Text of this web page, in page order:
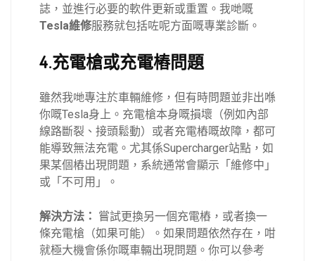
誌，並進行必要的軟件更新或重置。我哋嘅
Tesla維修服務就包括咗呢方面嘅專業診斷。
4.充電槍或充電樁問題
雖然我哋專注於車輛維修，但有時問題並非出喺
你嘅Tesla身上。充電槍本身嘅損壞（例如內部
線路斷裂、接頭鬆動）或者充電樁嘅故障，都可
能導致無法充電。尤其係Supercharger站點，如
果某個樁出現問題，系統通常會顯示「維修中」
或「不可用」。
解決方法： 嘗試更換另一個充電樁，或者換一
條充電槍（如果可能）。如果問題依然存在，咁
就極大機會係你嘅車輛出現問題。你可以參考